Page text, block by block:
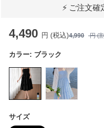
⚡ ご注文
4,490 円 (税込)4,990 円 (
カラー: ブラック
サイズ